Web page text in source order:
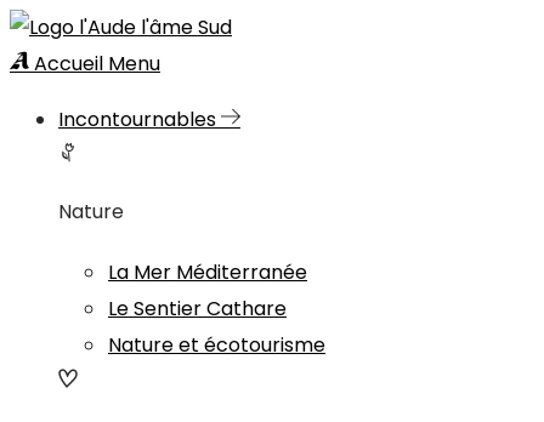
Accueil Menu
Incontournables
Nature
La Mer Méditerranée
Le Sentier Cathare
Nature et écotourisme